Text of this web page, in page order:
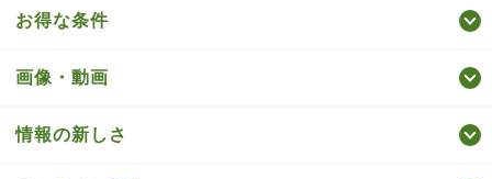
お得な条件
画像・動画
情報の新しさ